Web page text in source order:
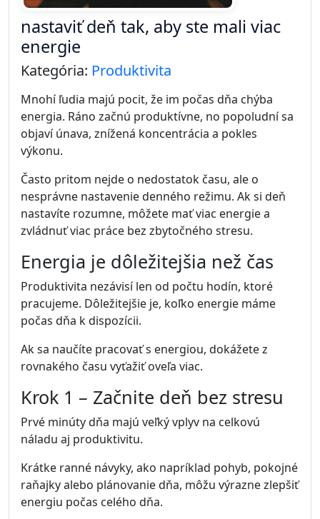
1. Okamžité kontrolovanie
mobilu
Jednou z najčastejších chýb je siahnutie po telefóne
maily okamžite zahlcujú mozog množstvom
informácií.
Namiesto pokojného začiatku dňa sa tak človek
minút po zobudení.
2. Nedostatok pohybu
Mnoho ľudí začína deň bez akéhokoľvek pohybu.
Krátke cvičenie, strečing alebo rýchla prechádzka
však dokážu výrazne zvýšiť energiu a zlepšiť
koncentráciu.
Aj desať minút pohybu môže mať pozitívny efekt na
3. Vynechávanie raňajok
Niektorí muži odchádzajú do práce bez raňajok
alebo si dajú len kávu. Telo však po noci potrebuje
energiu.
cukru v krvi a zlepšujú mentálny výkon.
4. Chaos v plánovaní dňa